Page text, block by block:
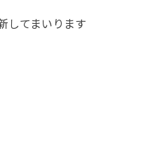
してまいります